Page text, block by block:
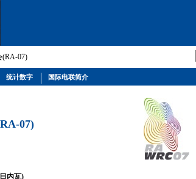
(RA-07)
07)
内瓦)
统计数字 国际电联简介